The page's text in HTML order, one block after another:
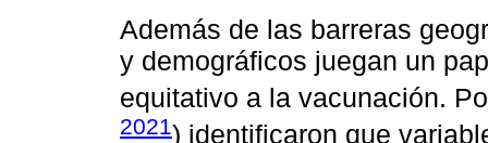
Además de las barreras
y demográficos juegan un
equitativo a la vacunación.
2021) identificaron que